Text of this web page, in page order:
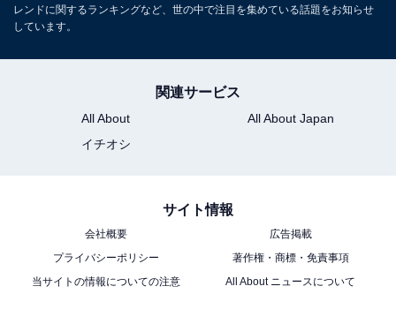
レンドに関するランキングなど、世の中で注目を集めている話題をお知らせ
しています。
関連サービス
All About
All About Japan
イチオシ
サイト情報
会社概要
広告掲載
プライバシーポリシー
著作権・商標・免責事項
当サイトの情報についての注意
All About ニュースについて